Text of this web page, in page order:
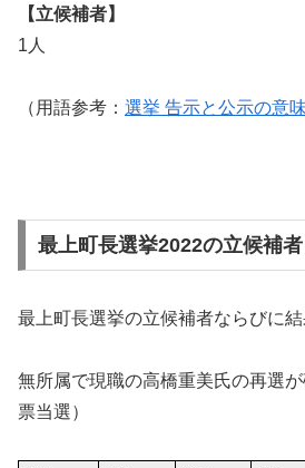
【立候補者】
1人
（用語参考： 選挙 告示と公示の意
最上町長選挙2022の立候補
最上町長選挙の立候補者ならびに結
無所属で現職の高橋重美氏の再選
票当選）